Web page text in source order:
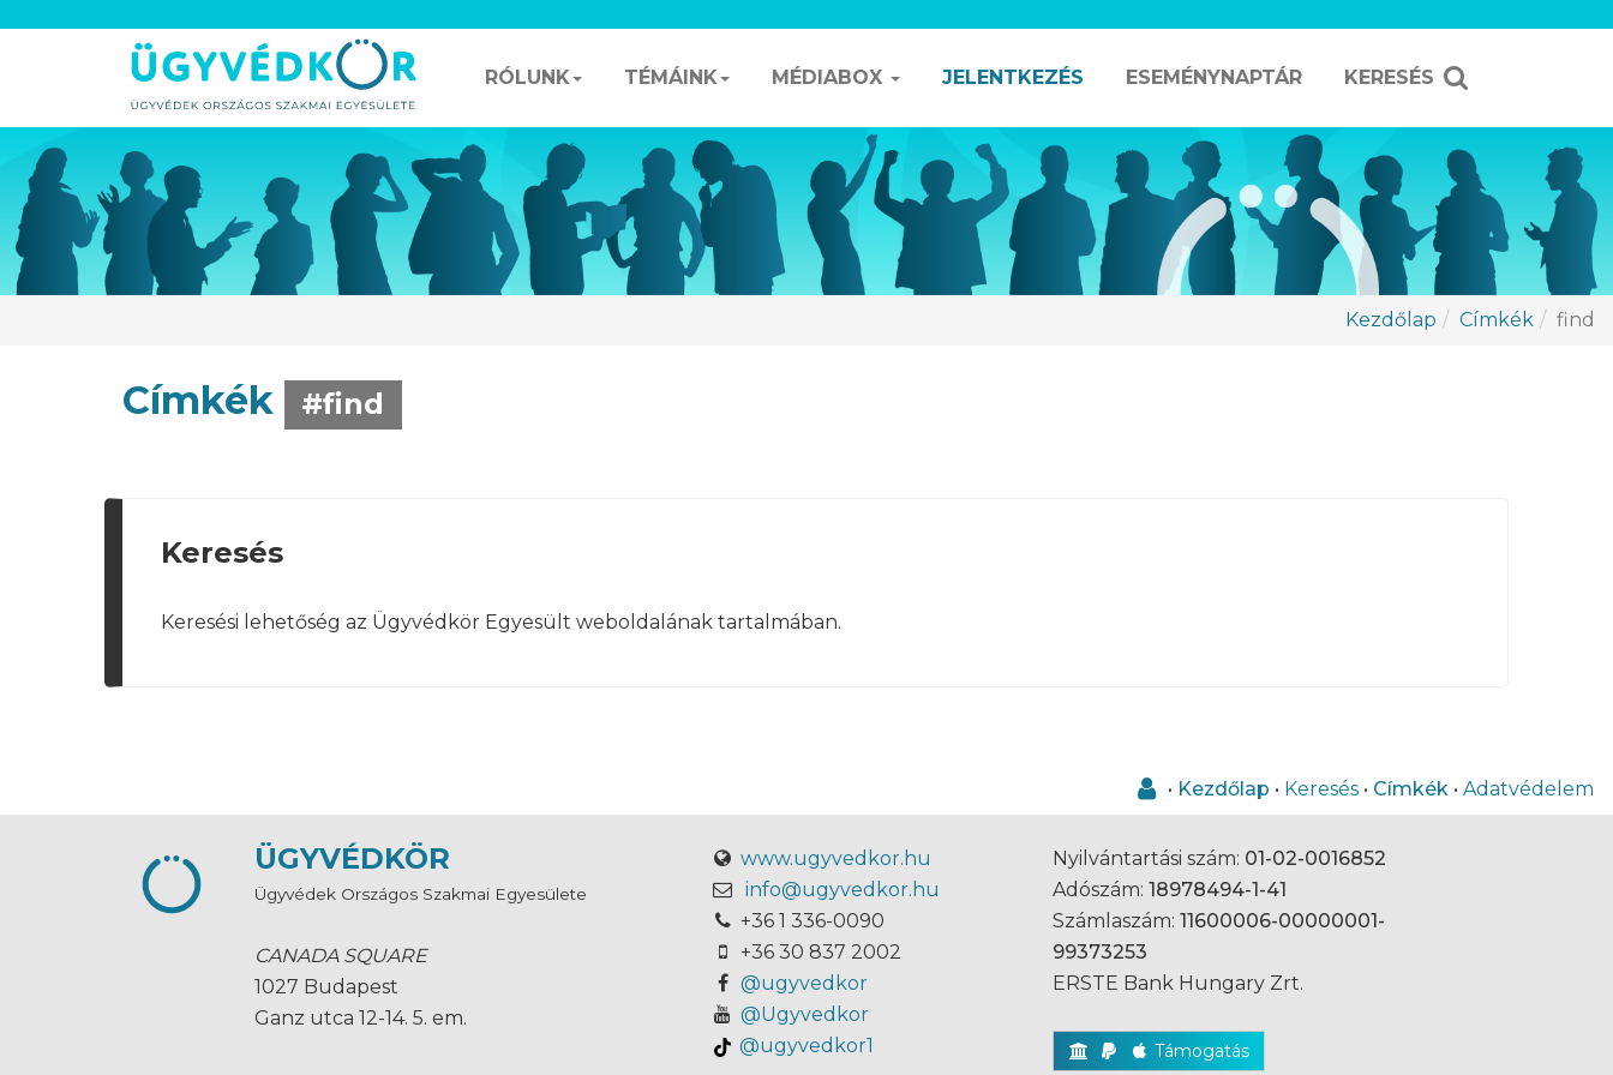
RÓLUNK TÉMÁINK MÉDIABOX JELENTKEZÉS ESEMÉNYNAPTÁR KERESÉS
Kezdőlap Címkék find
Címkék #find
Keresés
Keresési lehetőség az Ügyvédkör Egyesült weboldalának tartalmában.
• Kezdőlap • Keresés • Címkék • Adatvédelem
ÜGYVÉDKÖR
Ügyvédek Országos Szakmai Egyesülete
CANADA SQUARE
1027 Budapest
Ganz utca 12-14. 5. em.
www.ugyvedkor.hu
info@ugyvedkor.hu
+36 1 336-0090
+36 30 837 2002
@ugyvedkor
@Ugyvedkor
@ugyvedkor1
Nyilvántartási szám: 01-02-0016852
Adószám: 18978494-1-41
Számlaszám: 11600006-00000001-
99373253
ERSTE Bank Hungary Zrt.
Támogatás